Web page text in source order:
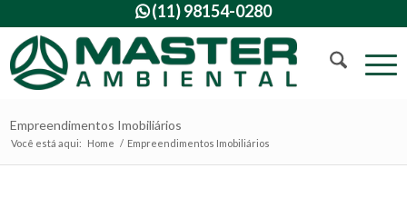
(11) 98154-0280
Empreendimentos Imobiliários
Você está aqui: Home / Empreendimentos Imobiliários